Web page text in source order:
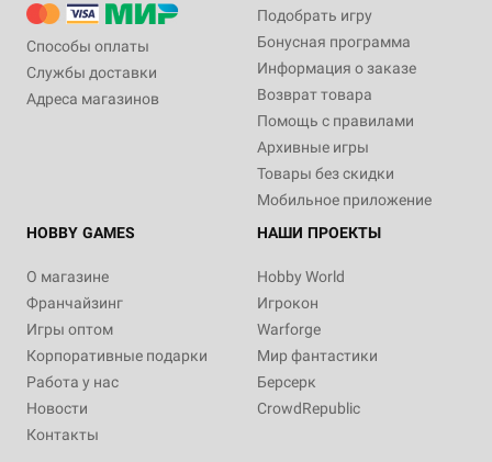
Способы оплаты
Службы доставки
Адреса магазинов
Подобрать игру
Бонусная программа
Информация о заказе
Возврат товара
Помощь с правилами
Архивные игры
Товары без скидки
Мобильное приложение
HOBBY GAMES
О магазине
Франчайзинг
Игры оптом
Корпоративные подарки
Работа у нас
Новости
Контакты
НАШИ ПРОЕКТЫ
Hobby World
Игрокон
Warforge
Мир фантастики
Берсерк
CrowdRepublic